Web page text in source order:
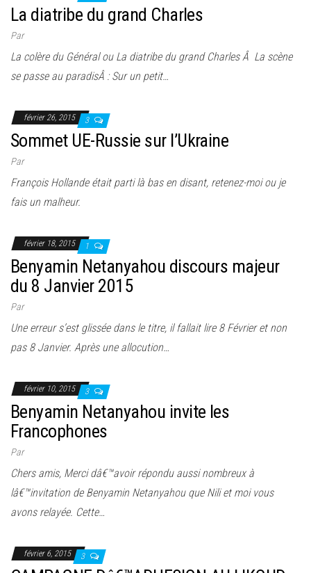
La diatribe du grand Charles
Par
La colère du Général ou La diatribe du grand Charles Â La scène
se passe au paradisÂ : Sur un petit…
février 26, 2015 3
Sommet UE-Russie sur l’Ukraine
Par
François Hollande était parti là bas en disant, retenez-moi ou je
fais un malheur.
février 18, 2015 1
Benyamin Netanyahou discours majeur
du 8 Janvier 2015
Par
Une erreur s’est glissée dans le titre, il fallait lire 8 Février et non
pas 8 Janvier. Après une allocution…
février 10, 2015 3
Benyamin Netanyahou invite les
Francophones
Par
Chers amis, Merci dâ€™avoir répondu aussi nombreux à
lâ€™invitation de Benyamin Netanyahou que Nili et moi vous
avons relayée. Cette…
février 6, 2015 3